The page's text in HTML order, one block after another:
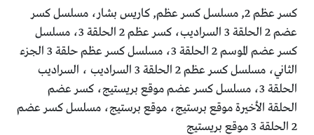
كسر عظم 2, مسلسل كسر عظم, كاريس بشار، مسلسل كسر
عضم 2 الحلقة 3 السراديب، كسر عظم 2 الحلقة 3، مسلسل
كسر عضم الموسم 2 الحلقة 3، مسلسل كسر عظم حلقة 3 الجزء
الثاني، مسلسل كسر عظم 2 الحلقة 3 السراديب ، السراديب
الحلقة 3، مسلسل كسر عضم موقع بريستيج، كسر عضم
الحلقة الأخيرة موقع برستيج، موقع برستيج، مسلسل كسر عضم
2 الحلقة 3 موقع بريستيج